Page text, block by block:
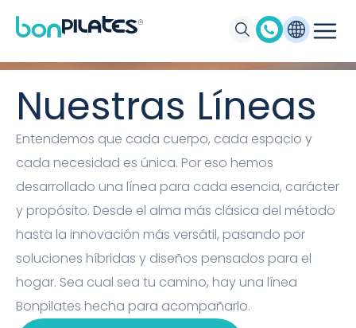
Máquinas de Pilates, Pilates suelo y
accesorios Bonpilates
Nuestras Líneas
Entendemos que cada cuerpo, cada espacio y
cada necesidad es única. Por eso hemos
desarrollado una línea para cada esencia, carácter
y propósito. Desde el alma más clásica del método
hasta la innovación más versátil, pasando por
soluciones híbridas y diseños pensados para el
hogar. Sea cual sea tu camino, hay una línea
Bonpilates hecha para acompañarlo.